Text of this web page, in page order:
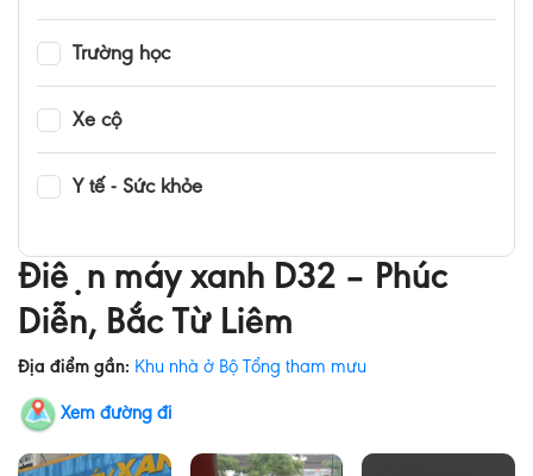
Trường học
Xe cộ
Y tế - Sức khỏe
Điện máy xanh D32 – Phúc
Diễn, Bắc Từ Liêm
Địa điểm gần: Khu nhà ở Bộ Tổng tham mưu
Xem đường đi